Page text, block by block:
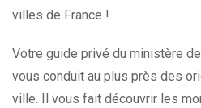
villes de France !
Votre guide privé du ministère
vous conduit au plus près des
ville. Il vous fait découvrir les